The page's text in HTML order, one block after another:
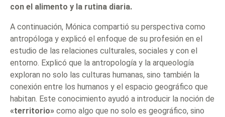
con el alimento y la rutina diaria.
A continuación, Mónica compartió su perspectiva como
antropóloga y explicó el enfoque de su profesión en el
estudio de las relaciones culturales, sociales y con el
entorno. Explicó que la antropología y la arqueología
exploran no solo las culturas humanas, sino también la
conexión entre los humanos y el espacio geográfico que
habitan. Este conocimiento ayudó a introducir la noción de
«territorio» como algo que no solo es geográfico, sino